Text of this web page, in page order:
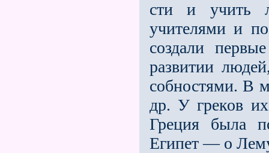
сти и учить
учителями и
создали
развитии
собностями. В
др. У греков
Греция была
Египет — о